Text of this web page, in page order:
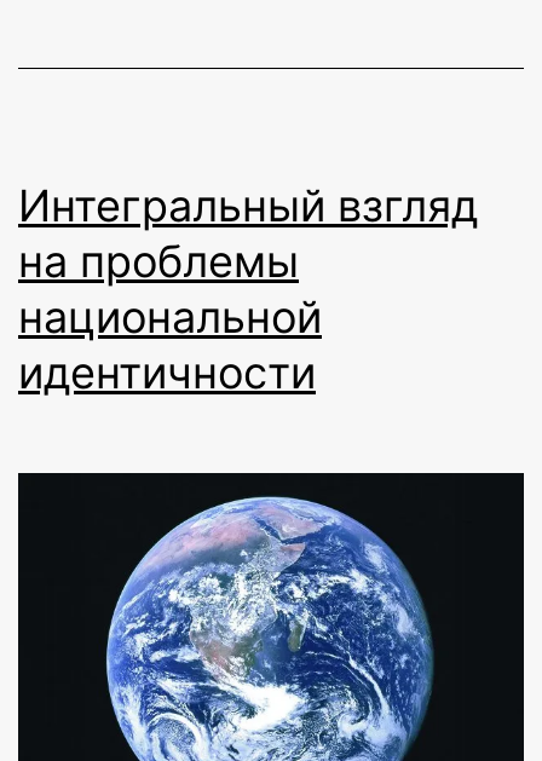
Интегральный взгляд
на проблемы
национальной
идентичности